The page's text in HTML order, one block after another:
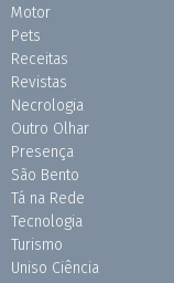
Motor
Pets
Receitas
Revistas
Necrologia
Outro Olhar
Presença
São Bento
Tá na Rede
Tecnologia
Turismo
Uniso Ciência